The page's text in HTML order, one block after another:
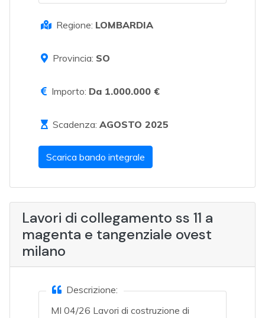
Regione: LOMBARDIA
Provincia: SO
Importo: Da 1.000.000 €
Scadenza: AGOSTO 2025
Scarica bando integrale
Lavori di collegamento ss 11 a
magenta e tangenziale ovest
milano
Descrizione:
MI 04/26 Lavori di costruzione di